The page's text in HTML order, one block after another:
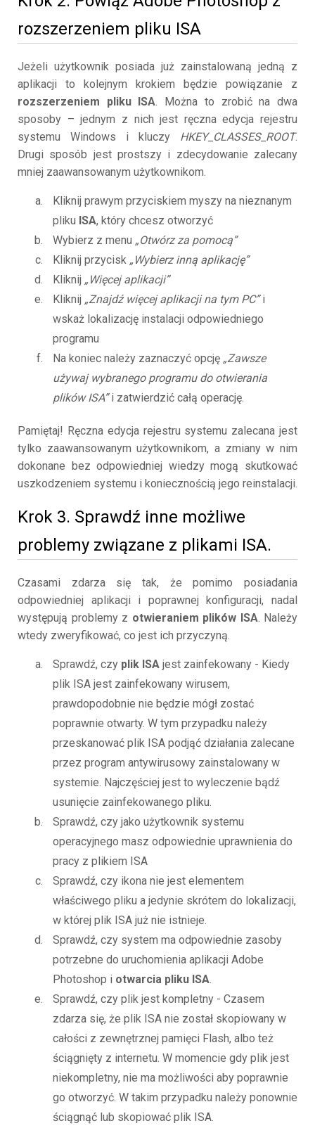
rozszerzeniem pliku ISA
Jeżeli użytkownik posiada już zainstalowaną jedną z
aplikacji to kolejnym krokiem będzie powiązanie z
rozszerzeniem pliku ISA. Można to zrobić na dwa
sposoby – jednym z nich jest ręczna edycja rejestru
systemu Windows i kluczy HKEY_CLASSES_ROOT.
Drugi sposób jest prostszy i zdecydowanie zalecany
mniej zaawansowanym użytkownikom.
Kliknij prawym przyciskiem myszy na nieznanym
pliku ISA, który chcesz otworzyć
Wybierz z menu „Otwórz za pomocą”
Kliknij przycisk „Wybierz inną aplikację”
Kliknij „Więcej aplikacji”
Kliknij „Znajdź więcej aplikacji na tym PC”i
wskaż lokalizację instalacji odpowiedniego
programu
Na koniec należy zaznaczyć opcję „Zawsze
używaj wybranego programu do otwierania
plików ISA”i zatwierdzić całą operację.
Pamiętaj! Ręczna edycja rejestru systemu zalecana jest
tylko zaawansowanym użytkownikom, a zmiany w nim
dokonane bez odpowiedniej wiedzy mogą skutkować
uszkodzeniem systemu i koniecznością jego reinstalacji.
Krok 3. Sprawdź inne możliwe
problemy związane z plikami ISA.
Czasami zdarza się tak, że pomimo posiadania
odpowiedniej aplikacji i poprawnej konfiguracji, nadal
występują problemy z otwieraniem plików ISA. Należy
wtedy zweryfikować, co jest ich przyczyną.
Sprawdź, czy plik ISA jest zainfekowany - Kiedy
plik ISA jest zainfekowany wirusem,
prawdopodobnie nie będzie mógł zostać
poprawnie otwarty. W tym przypadku należy
przeskanować plik ISA podjąć działania zalecane
przez program antywirusowy zainstalowany w
systemie. Najczęściej jest to wyleczenie bądź
usunięcie zainfekowanego pliku.
Sprawdź, czy jako użytkownik systemu
operacyjnego masz odpowiednie uprawnienia do
pracy z plikiem ISA
Sprawdź, czy ikona nie jest elementem
właściwego pliku a jedynie skrótem do lokalizacji,
w której plik ISA już nie istnieje.
Sprawdź, czy system ma odpowiednie zasoby
potrzebne do uruchomienia aplikacji Adobe
Photoshop i otwarcia pliku ISA.
Sprawdź, czy plik jest kompletny - Czasem
zdarza się, że plik ISA nie został skopiowany w
całości z zewnętrznej pamięci Flash, albo też
ściągnięty z internetu. W momencie gdy plik jest
niekompletny, nie ma możliwości aby poprawnie
go otworzyć. W takim przypadku należy ponownie
ściągnąć lub skopiować plik ISA.